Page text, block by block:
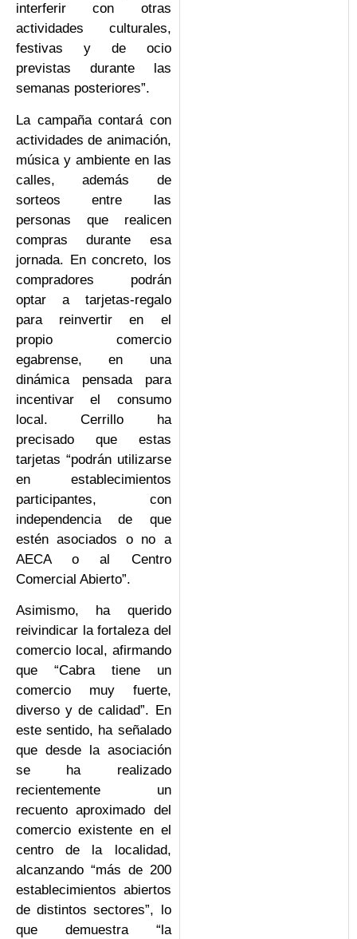
interferir con otras
actividades culturales,
festivas y de ocio
previstas durante las
semanas posteriores”.
La campaña contará con
actividades de animación,
música y ambiente en las
calles, además de
sorteos entre las
personas que realicen
compras durante esa
jornada. En concreto, los
compradores podrán
optar a tarjetas-regalo
para reinvertir en el
propio comercio
egabrense, en una
dinámica pensada para
incentivar el consumo
local. Cerrillo ha
precisado que estas
tarjetas “podrán utilizarse
en establecimientos
participantes, con
independencia de que
estén asociados o no a
AECA o al Centro
Comercial Abierto”.
Asimismo, ha querido
reivindicar la fortaleza del
comercio local, afirmando
que “Cabra tiene un
comercio muy fuerte,
diverso y de calidad”. En
este sentido, ha señalado
que desde la asociación
se ha realizado
recientemente un
recuento aproximado del
comercio existente en el
centro de la localidad,
alcanzando “más de 200
establecimientos abiertos
de distintos sectores”, lo
que demuestra “la